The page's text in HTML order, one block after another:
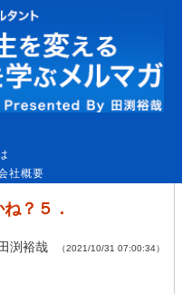
社概要
？５．
裕哉 （2021/10/31 07:00:34）